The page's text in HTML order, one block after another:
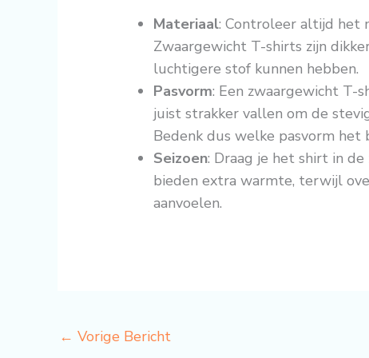
Materiaal: Controleer altijd het
Zwaargewicht T-shirts zijn
luchtigere stof kunnen hebben.
Pasvorm: Een zwaargewicht T-
juist strakker vallen om de
Bedenk dus welke pasvorm het
Seizoen: Draag je het shirt in
bieden extra warmte, terwijl
aanvoelen.
← Vorige Bericht